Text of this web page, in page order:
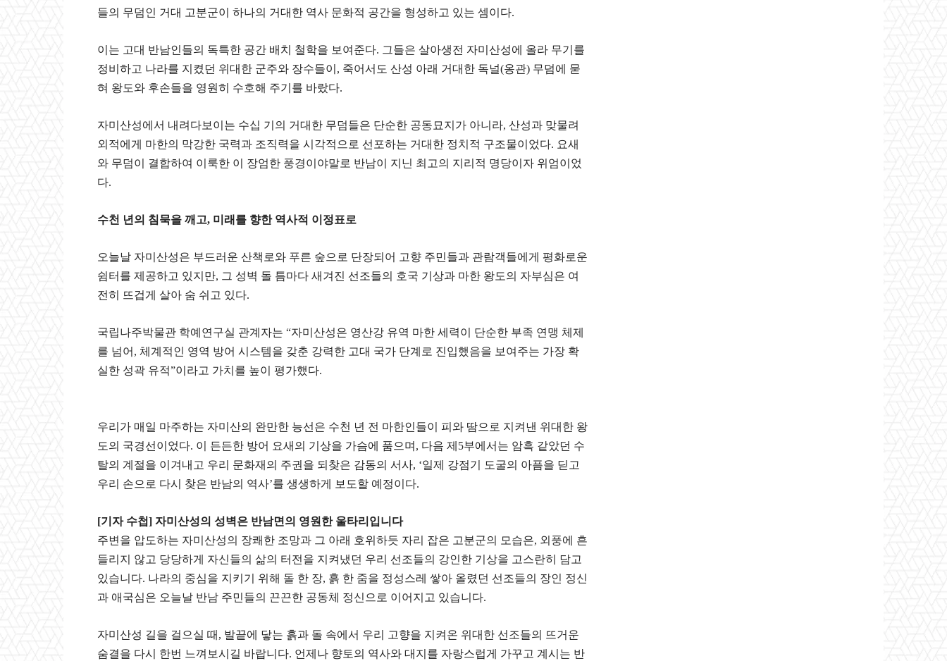
들의 무덤인 거대 고분군이 하나의 거대한 역사 문화적 공간을 형성하고 있는 셈이다.
​이는 고대 반남인들의 독특한 공간 배치 철학을 보여준다. 그들은 살아생전 자미산성에 올라 무기를
정비하고 나라를 지켰던 위대한 군주와 장수들이, 죽어서도 산성 아래 거대한 독널(옹관) 무덤에 묻
혀 왕도와 후손들을 영원히 수호해 주기를 바랐다.
​자미산성에서 내려다보이는 수십 기의 거대한 무덤들은 단순한 공동묘지가 아니라, 산성과 맞물려
외적에게 마한의 막강한 국력과 조직력을 시각적으로 선포하는 거대한 정치적 구조물이었다. 요새
와 무덤이 결합하여 이룩한 이 장엄한 풍경이야말로 반남이 지닌 최고의 지리적 명당이자 위엄이었
다.
​수천 년의 침묵을 깨고, 미래를 향한 역사적 이정표로
​오늘날 자미산성은 부드러운 산책로와 푸른 숲으로 단장되어 고향 주민들과 관람객들에게 평화로운
쉼터를 제공하고 있지만, 그 성벽 돌 틈마다 새겨진 선조들의 호국 기상과 마한 왕도의 자부심은 여
전히 뜨겁게 살아 숨 쉬고 있다.
​국립나주박물관 학예연구실 관계자는 “자미산성은 영산강 유역 마한 세력이 단순한 부족 연맹 체제
를 넘어, 체계적인 영역 방어 시스템을 갖춘 강력한 고대 국가 단계로 진입했음을 보여주는 가장 확
실한 성곽 유적”이라고 가치를 높이 평가했다.
우리가 매일 마주하는 자미산의 완만한 능선은 수천 년 전 마한인들이 피와 땀으로 지켜낸 위대한 왕
도의 국경선이었다. 이 든든한 방어 요새의 기상을 가슴에 품으며, 다음 제5부에서는 암흑 같았던 수
탈의 계절을 이겨내고 우리 문화재의 주권을 되찾은 감동의 서사, ‘일제 강점기 도굴의 아픔을 딛고
우리 손으로 다시 찾은 반남의 역사’를 생생하게 보도할 예정이다.
[기자 수첩] 자미산성의 성벽은 반남면의 영원한 울타리입니다
​주변을 압도하는 자미산성의 장쾌한 조망과 그 아래 호위하듯 자리 잡은 고분군의 모습은, 외풍에 흔
들리지 않고 당당하게 자신들의 삶의 터전을 지켜냈던 우리 선조들의 강인한 기상을 고스란히 담고
있습니다. 나라의 중심을 지키기 위해 돌 한 장, 흙 한 줌을 정성스레 쌓아 올렸던 선조들의 장인 정신
과 애국심은 오늘날 반남 주민들의 끈끈한 공동체 정신으로 이어지고 있습니다.
​자미산성 길을 걸으실 때, 발끝에 닿는 흙과 돌 속에서 우리 고향을 지켜온 위대한 선조들의 뜨거운
숨결을 다시 한번 느껴보시길 바랍니다. 언제나 향토의 역사와 대지를 자랑스럽게 가꾸고 계시는 반